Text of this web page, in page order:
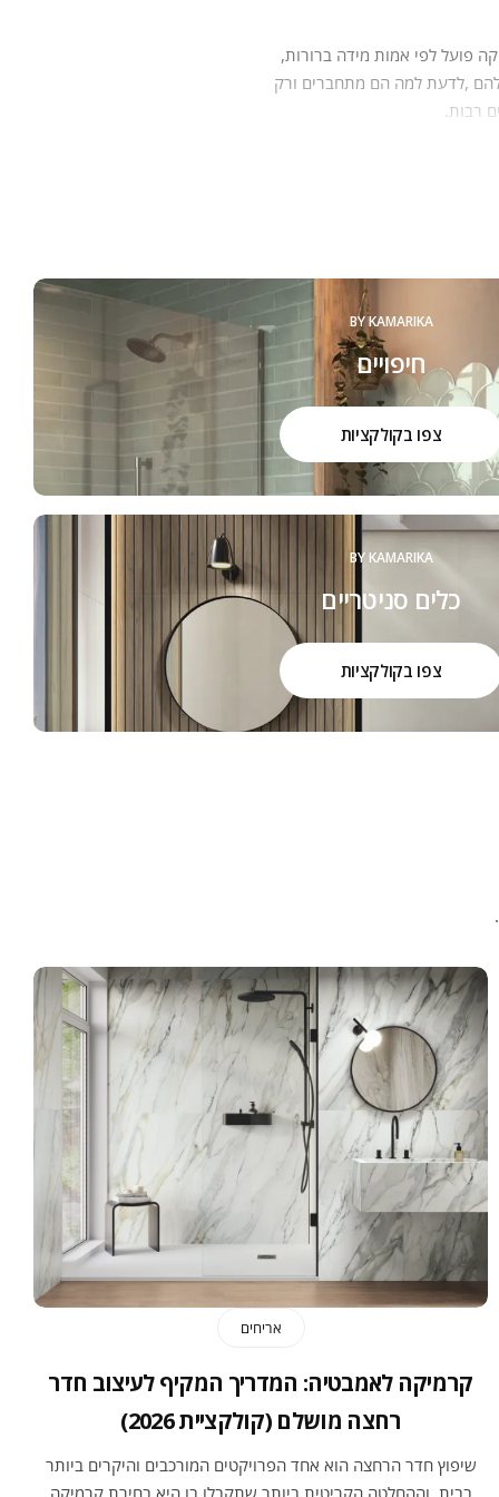
BY KAMARIKA
חיפויים
צפו בקולקציות
BY KAMARIKA
כלים סניטריים
צפו בקולקציות
אריחים
קרמיקה לאמבטיה: המדריך המקיף לעיצוב חדר
רחצה מושלם (קולקציית 2026)
שיפוץ חדר הרחצה הוא אחד הפרויקטים המורכבים והיקרים ביותר